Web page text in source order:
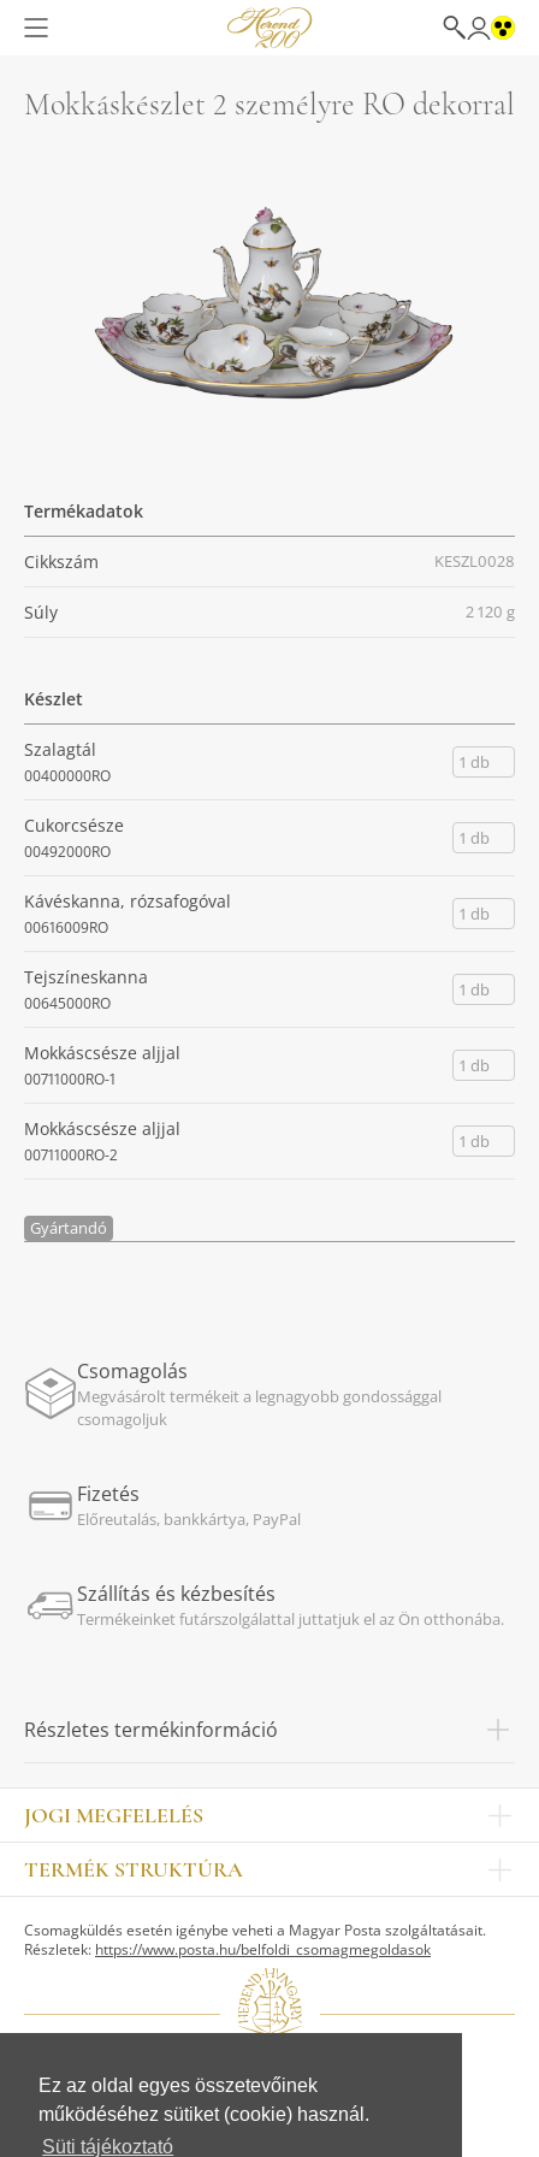
Ez az oldal egyes összetevőinek
működéséhez sütiket (cookie) használ.
Süti tájékoztató
Mokkáskészlet 2 személyre RO dekorral
Termékadatok
Cikkszám KESZL0028
Súly 2 120 g
Készlet
Szalagtál
00400000RO
1 db
Cukorcsésze
00492000RO
1 db
Kávéskanna, rózsafogóval
00616009RO
1 db
Tejszíneskanna
00645000RO
1 db
Mokkáscsésze aljjal
00711000RO-1
1 db
Mokkáscsésze aljjal
00711000RO-2
1 db
Gyártandó
Csomagolás
Megvásárolt termékeit a legnagyobb gondossággal
csomagoljuk
Fizetés
Előreutalás, bankkártya, PayPal
Szállítás és kézbesítés
Termékeinket futárszolgálattal juttatjuk el az Ön otthonába.
Részletes termékinformáció
JOGI MEGFELELÉS
Impresszum
Kapcsolat
Jogi nyilatkozat
Üzletszabályzat
Adattovábbítási nyilatkozat
TERMÉK STRUKTÚRA
ASZTALKULTÚRA
Kannák, cukortartók
Szervíz kiegészítők
FIGURÁK
Csomagküldés esetén igénybe veheti a Magyar Posta szolgáltatásait.
Részletek: https://www.posta.hu/belfoldi_csomagmegoldasok
© Herendi Porcelánmanufaktúra Zrt.
www.herend.com